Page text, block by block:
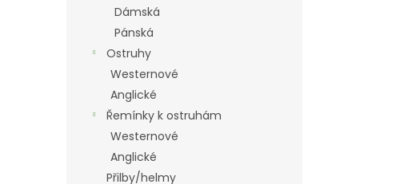
Dámská
Pánská
Ostruhy
Westernové
Anglické
Řemínky k ostruhám
Westernové
Anglické
Přilby/helmy